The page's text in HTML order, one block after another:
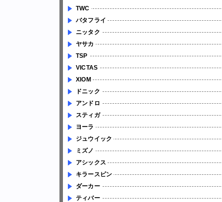
TWC
バタフライ
ニッタク
ヤサカ
TSP
VICTAS
XIOM
ドニック
アンドロ
スティガ
ヨーラ
ジュウイック
ミズノ
アシックス
キラースピン
ダーカー
ティバー